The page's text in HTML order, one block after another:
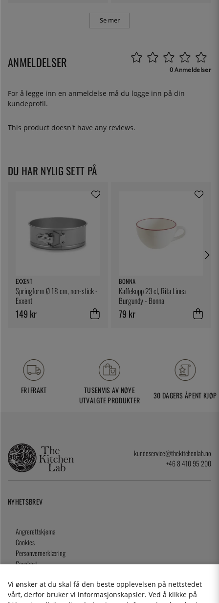
Se mer
ANMELDELSER 0 Anmeldelser
For å legge inn en anmeldelse må du logge inn på din
kundeprofil.
This product doesn't have any reviews.
DU HAR NYLIG SETT PÅ
EXXENT
Springform Ø 18 cm, non-stick -
Exxent
149 kr
BONNA
Kaffekopp 23 cl, Rita Linea
Burgundy - Bonna
79 kr
FRI FRAKT
TUSENVIS AV NØYE
UTVALGTE PRODUKTER
30 DAGERS ÅPENT KJØP
kundeservice@thekitchenlab.no
+46 8 410 95 200
NYHETSBREV
Angrerettskjema
Cookies
Personvernerklæring
Gavekort
Vi ønsker at du skal få den beste opplevelsen på nettstedet
vårt, derfor bruker vi informasjonskapsler. Ved å klikke på